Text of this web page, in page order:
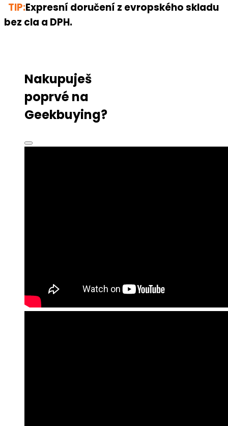
TIP:Expresní doručení z evropského skladu
bez cla a DPH.
Nakupuješ
poprvé na
Geekbuying?